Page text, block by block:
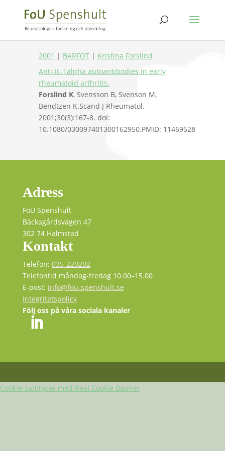
2001 | BARFOT| Kristina Forslind
Anti-IL-1alpha autoantibodies in early
rheumatoid arthritis.
Forslind K, Svensson B, Svenson M,
Bendtzen K.Scand J Rheumatol.
2001;30(3):167-8. doi:
10.1080/030097401300162950.PMID: 11469528
Adress
FoU Spenshult
Bäckagårdsvägen 47
302 74 Halmstad
Kontakt
Telefon: 035-220202
Telefontid måndag-fredag 10.00–15.00
E-post: info@fou-spenshult.se
Integritetspolicy
Följ oss på våra sociala kanaler
Cookie-samtycke med Real Cookie Banner